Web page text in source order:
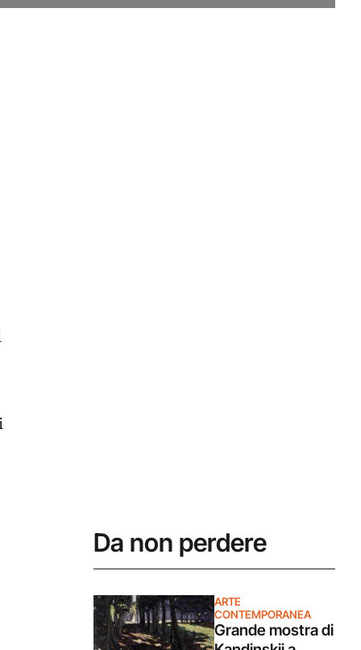
Da non perdere
ARTE
CONTEMPORANEA
Grande mostra di